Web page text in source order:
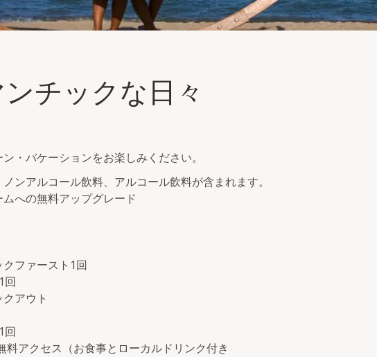
き、5コースディナー1回付き
ミニバーの補充、ターンダウンサービス
チックな日々
・バケーションをお楽しみください。
ンアルコール飲料、アルコール飲料が含まれます。
への無料アップグレード
ファースト1回
回
アウト
回
料アクセス（お食事とローカルドリンク付き